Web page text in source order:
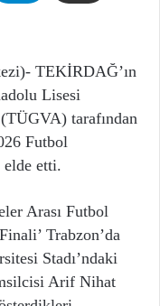
TEKİRDAĞ’ın
Lisesi
tarafından
Futbol
elde etti.
Arası Futbol
Trabzon’da
Stadı’ndaki
Arif Nihat